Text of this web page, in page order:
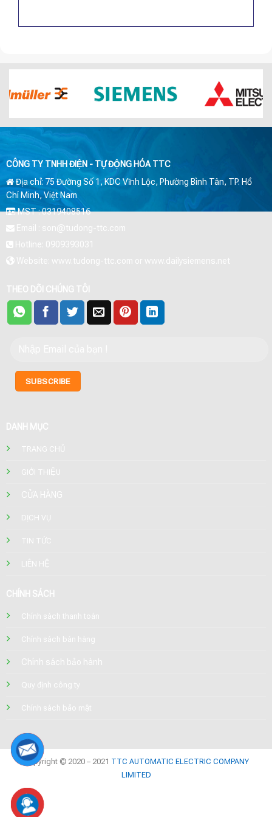
CÔNG TY TNHH ĐIỆN - TỰ ĐỘNG HÓA TTC
Địa chỉ: 75 Đường Số 1, KDC Vĩnh Lộc, Phường Bình Tân, TP. Hồ
Chí Minh, Việt Nam
MST : 0319408516
Email : son@tudong-ttc.com
Hotline: 0909393031
Website: www.tudong-ttc.com or www.dailysiemens.net
THEO DÕI CHÚNG TÔI
DANH MỤC
TRANG CHỦ
GIỚI THIỆU
CỬA HÀNG
DỊCH VỤ
TIN TỨC
LIÊN HỆ
CHÍNH SÁCH
Chính sách thanh toán
Chính sách bán hàng
Chính sách bảo hành
Quy định công ty
Chính sách bảo mật
Copyright © 2020 – 2021 TTC AUTOMATIC ELECTRIC COMPANY
LIMITED